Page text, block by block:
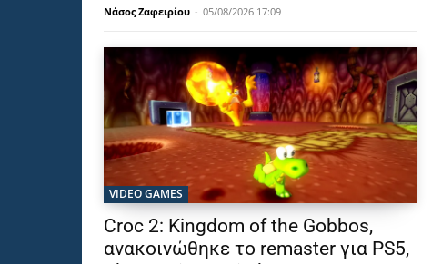
Νάσος Ζαφειρίου - 05/08/2026 17:09
VIDEO GAMES
Croc 2: Kingdom of the Gobbos,
ανακοινώθηκε το remaster για PS5,